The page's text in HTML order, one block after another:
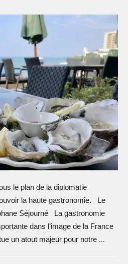
le plan de la diplomatie
la haute gastronomie. Le
Séjourné La gastronomie
dans l’image de la France
un atout majeur pour notre ...